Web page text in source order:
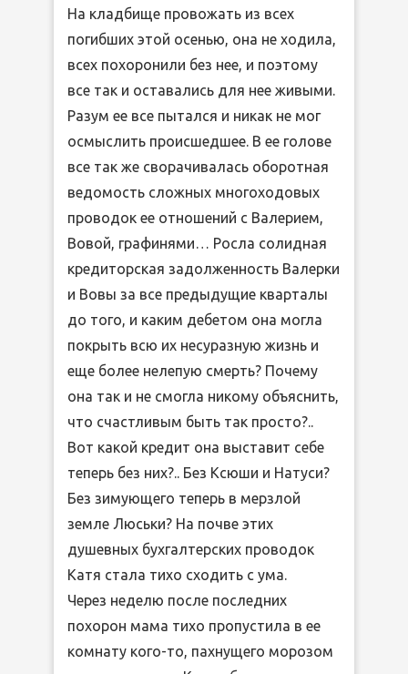
На кладбище провожать из всех
погибших этой осенью, она не ходила,
всех похоронили без нее, и поэтому
все так и оставались для нее живыми.
Разум ее все пытался и никак не мог
осмыслить происшедшее. В ее голове
все так же сворачивалась оборотная
ведомость сложных многоходовых
проводок ее отношений с Валерием,
Вовой, графинями… Росла солидная
кредиторская задолженность Валерки
и Вовы за все предыдущие кварталы
до того, и каким дебетом она могла
покрыть всю их несуразную жизнь и
еще более нелепую смерть? Почему
она так и не смогла никому объяснить,
что счастливым быть так просто?..
Вот какой кредит она выставит себе
теперь без них?.. Без Ксюши и Натуси?
Без зимующего теперь в мерзлой
земле Люськи? На почве этих
душевных бухгалтерских проводок
Катя стала тихо сходить с ума.
Через неделю после последних
похорон мама тихо пропустила в ее
комнату кого-то, пахнущего морозом